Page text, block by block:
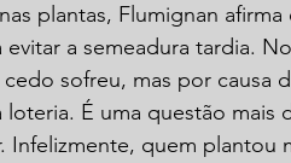
plantas, Flumignan afirma
a semeadura tardia.
sofreu, mas por causa
É uma questão mais
Infelizmente, quem plantou